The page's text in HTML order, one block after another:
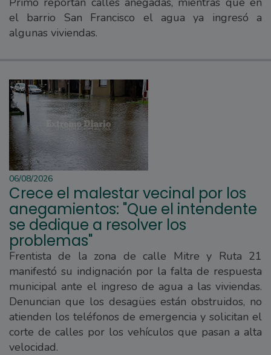
el barrio San Francisco el agua ya ingresó a
algunas viviendas.
06/08/2026
Crece el malestar vecinal por los
anegamientos: "Que el intendente
se dedique a resolver los
problemas"
Frentista de la zona de calle Mitre y Ruta 21
manifestó su indignación por la falta de respuesta
municipal ante el ingreso de agua a las viviendas.
Denuncian que los desagües están obstruidos, no
atienden los teléfonos de emergencia y solicitan el
corte de calles por los vehículos que pasan a alta
velocidad.